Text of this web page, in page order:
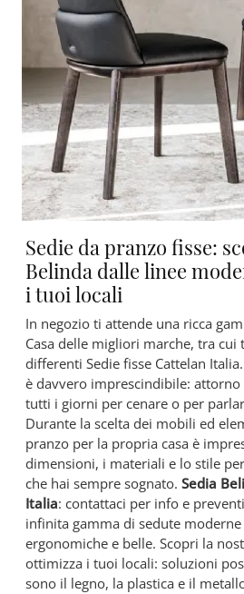
Sedie da pranzo fisse:
Belinda dalle linee
i tuoi locali
In negozio ti attende una ricca
Casa delle migliori marche, tra cui
differenti Sedie fisse Cattelan
è davvero imprescindibile:
tutti i giorni per cenare o per
Durante la scelta dei mobili ed
pranzo per la propria casa è
dimensioni, i materiali e lo stile
che hai sempre sognato. Sedia
Italia: contattaci per info e
infinita gamma di sedute moderne
ergonomiche e belle. Scopri la
ottimizza i tuoi locali: soluzioni
sono il legno, la plastica e il